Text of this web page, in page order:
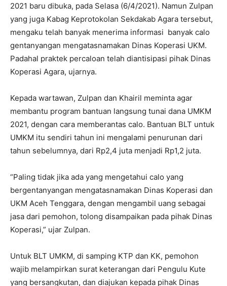
2021 baru dibuka, pada Selasa (6/4/2021). Namun Zulpan
yang juga Kabag Keprotokolan Sekdakab Agara tersebut,
mengaku telah banyak menerima informasi banyak calo
gentanyangan mengatasnamakan Dinas Koperasi UKM.
Padahal praktek percaloan telah diantisipasi pihak Dinas
Koperasi Agara, ujarnya.
Kepada wartawan, Zulpan dan Khairil meminta agar
membantu program bantuan langsung tunai dana UMKM
2021, dengan cara memberantas calo. Bantuan BLT untuk
UMKM itu sendiri tahun ini mengalami penurunan dari
tahun sebelumnya, dari Rp2,4 juta menjadi Rp1,2 juta.
“Paling tidak jika ada yang mengetahui calo yang
bergentanyangan mengatasnamakan Dinas Koperasi dan
UKM Aceh Tenggara, dengan mengambil uang sebagai
jasa dari pemohon, tolong disampaikan pada pihak Dinas
Koperasi,” ujar Zulpan.
Untuk BLT UMKM, di samping KTP dan KK, pemohon
wajib melampirkan surat keterangan dari Pengulu Kute
yang bersangkutan, dan diajukan kepada pihak Dinas